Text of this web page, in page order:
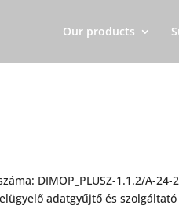
Our products
DIMOP_PLUSZ-1.1.2/A-24-
adatgyűjtő és